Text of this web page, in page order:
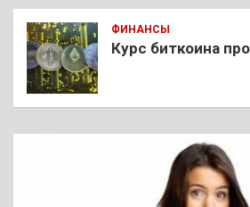
ФИНАНСЫ
Курс биткоина